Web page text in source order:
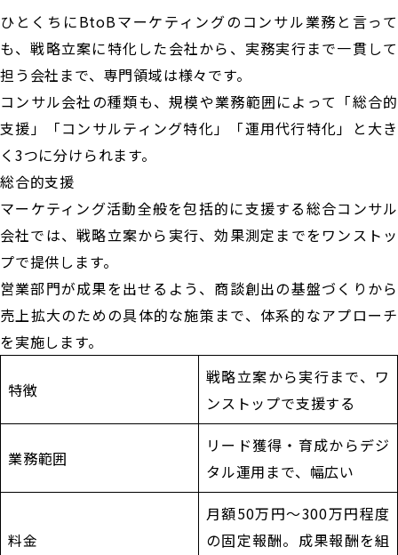
ひとくちにBtoBマーケティングのコンサル業務と言って
も、戦略立案に特化した会社から、実務実行まで一貫して
担う会社まで、専門領域は様々です。
コンサル会社の種類も、規模や業務範囲によって「総合的
支援」「コンサルティング特化」「運用代行特化」と大き
く3つに分けられます。
総合的支援
マーケティング活動全般を包括的に支援する総合コンサル
会社では、戦略立案から実行、効果測定までをワンストッ
プで提供します。
営業部門が成果を出せるよう、商談創出の基盤づくりから
売上拡大のための具体的な施策まで、体系的なアプローチ
を実施します。
特徴
戦略立案から実行まで、ワ
ンストップで支援する
業務範囲
リード獲得・育成からデジ
タル運用まで、幅広い
料金
月額50万円〜300万円程度
の固定報酬。成果報酬を組